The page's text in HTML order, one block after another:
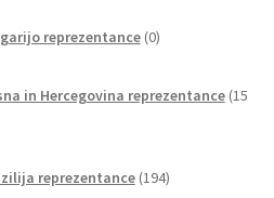
reprezentance 0izdelkov
in Hercegovina reprezentance 15
reprezentance 194izdelkov